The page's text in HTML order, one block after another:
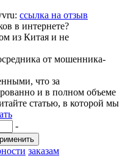
ссылка на отзыв
в интернете?
из Китая и не
от мошенника-
что за
и в полном объеме
статью, в которой мы
заказам
-